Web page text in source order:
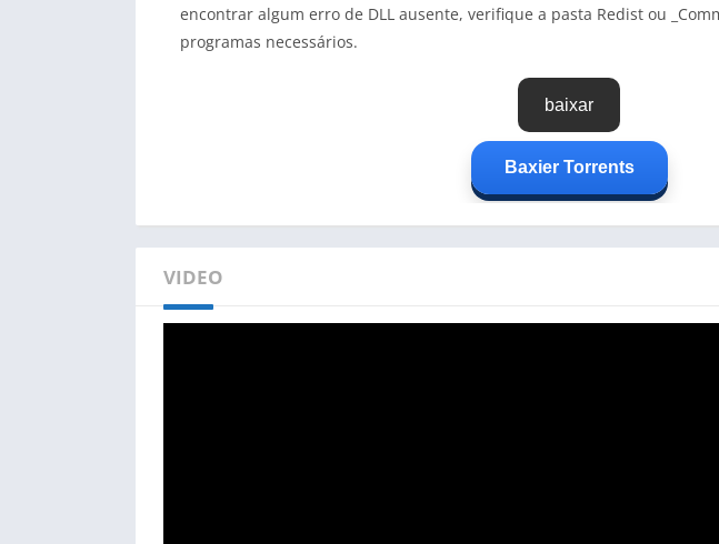
encontrar algum erro de DLL ausente, verifique a pasta Redist ou
programas necessários.
baixar
Baxier Torrents
VIDEO